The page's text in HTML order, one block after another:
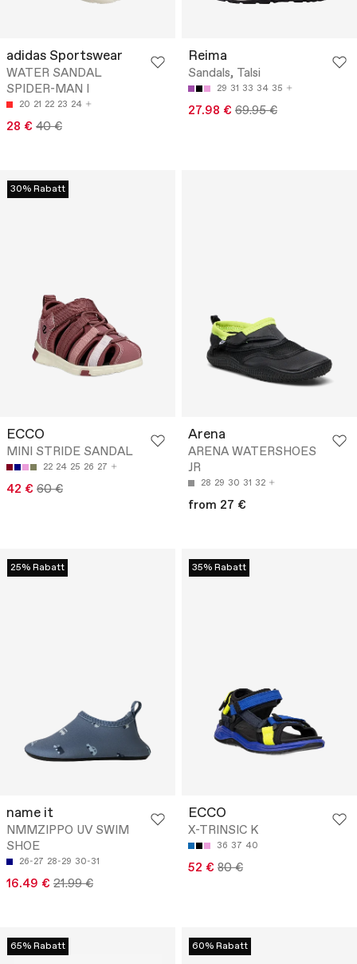
adidas Sportswear
WATER SANDAL
SPIDER-MAN I
20 21 22 23 24
28 € 40 €
Reima
Sandals, Talsi
29 31 33 34 35
27.98 € 69.95 €
30% Rabatt
ECCO
MINI STRIDE SANDAL
22 24 25 26 27
42 € 60 €
Arena
ARENA WATERSHOES
JR
28 29 30 31 32
from 27 €
25% Rabatt
name it
NMMZIPPO UV SWIM
SHOE
26-27 28-29 30-31
16.49 € 21.99 €
35% Rabatt
ECCO
X-TRINSIC K
36 37 40
52 € 80 €
65% Rabatt 60% Rabatt